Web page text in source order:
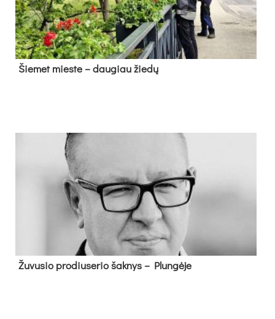
Šie­met mies­te – dau­giau žie­dų
Žu­vu­sio pro­diu­se­rio šak­nys – Plun­gė­je